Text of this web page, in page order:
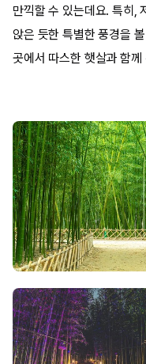
만끽할 수 있는데요. 특히,
앉은 듯한 특별한 풍경을
곳에서 따스한 햇살과 함